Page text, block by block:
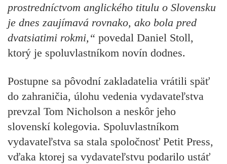
prostredníctvom anglického titulu o Slovensku
je dnes zaujímavá rovnako, ako bola pred
dvatsiatimi rokmi,“ povedal Daniel Stoll,
ktorý je spoluvlastníkom novín dodnes.
Postupne sa pôvodní zakladatelia vrátili späť
do zahraničia, úlohu vedenia vydavateľstva
prevzal Tom Nicholson a neskôr jeho
slovenskí kolegovia. Spoluvlastníkom
vydavateľstva sa stala spoločnosť Petit Press,
vďaka ktorej sa vydavateľstvu podarilo ustáť